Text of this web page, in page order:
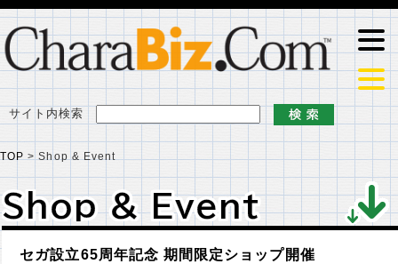
サイト内検索
TOP >Shop & Event
Shop & Event
Shop & Event
セガ設立65周年記念 期間限定ショップ開催